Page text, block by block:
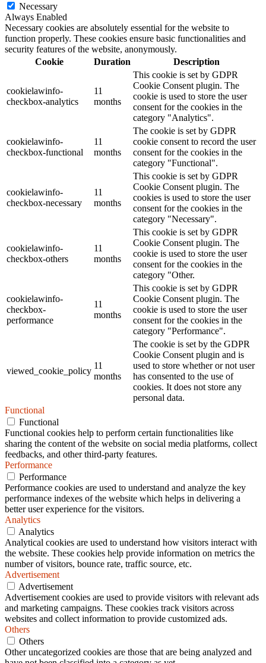
Necessary
Always Enabled
Necessary cookies are absolutely essential for the website to
function properly. These cookies ensure basic functionalities and
security features of the website, anonymously.
Cookie
Duration Description
cookielawinfo-
checkbox-analytics
11
months
This cookie is set by GDPR
Cookie Consent plugin. The
cookie is used to store the user
consent for the cookies in the
category "Analytics".
cookielawinfo-
checkbox-functional
11
months
The cookie is set by GDPR
cookie consent to record the user
consent for the cookies in the
category "Functional".
cookielawinfo-
checkbox-necessary
11
months
This cookie is set by GDPR
Cookie Consent plugin. The
cookies is used to store the user
consent for the cookies in the
category "Necessary".
cookielawinfo-
checkbox-others
11
months
This cookie is set by GDPR
Cookie Consent plugin. The
cookie is used to store the user
consent for the cookies in the
category "Other.
cookielawinfo-
checkbox-
performance
11
months
This cookie is set by GDPR
Cookie Consent plugin. The
cookie is used to store the user
consent for the cookies in the
category "Performance".
viewed_cookie_policy
11
months
The cookie is set by the GDPR
Cookie Consent plugin and is
used to store whether or not user
has consented to the use of
cookies. It does not store any
personal data.
Functional
Functional
Functional cookies help to perform certain functionalities like
sharing the content of the website on social media platforms, collect
feedbacks, and other third-party features.
Performance
Performance
Performance cookies are used to understand and analyze the key
performance indexes of the website which helps in delivering a
better user experience for the visitors.
Analytics
Analytics
Analytical cookies are used to understand how visitors interact with
the website. These cookies help provide information on metrics the
number of visitors, bounce rate, traffic source, etc.
Advertisement
Advertisement
Advertisement cookies are used to provide visitors with relevant ads
and marketing campaigns. These cookies track visitors across
websites and collect information to provide customized ads.
Others
Others
Other uncategorized cookies are those that are being analyzed and